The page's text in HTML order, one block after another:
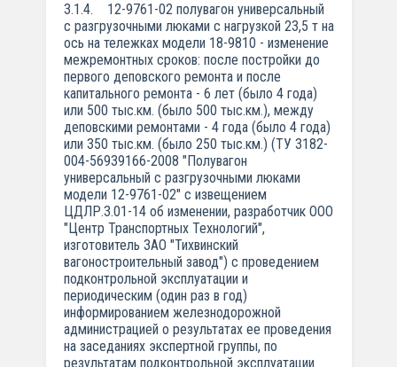
3.1.4. 12-9761-02 полувагон универсальный
с разгрузочными люками с нагрузкой 23,5 т на
ось на тележках модели 18-9810 - изменение
межремонтных сроков: после постройки до
первого деповского ремонта и после
капитального ремонта - 6 лет (было 4 года)
или 500 тыс.км. (было 500 тыс.км.), между
деповскими ремонтами - 4 года (было 4 года)
или 350 тыс.км. (было 250 тыс.км.) (ТУ 3182-
004-56939166-2008 "Полувагон
универсальный с разгрузочными люками
модели 12-9761-02" с извещением
ЦДЛР.3.01-14 об изменении, разработчик ООО
"Центр Транспортных Технологий",
изготовитель ЗАО "Тихвинский
вагоностроительный завод") с проведением
подконтрольной эксплуатации и
периодическим (один раз в год)
информированием железнодорожной
администрацией о результатах ее проведения
на заседаниях экспертной группы, по
результатам подконтрольной эксплуатации